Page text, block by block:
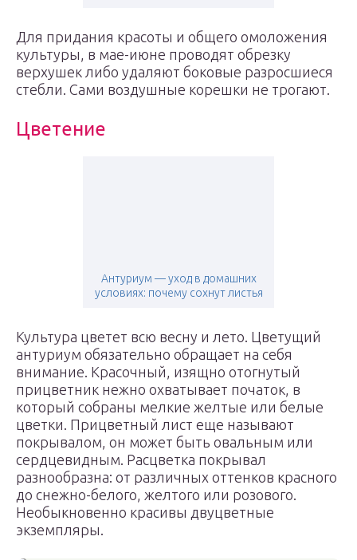
Для придания красоты и общего омоложения
культуры, в мае-июне проводят обрезку
верхушек либо удаляют боковые разросшиеся
стебли. Сами воздушные корешки не трогают.
Цветение
Антуриум — уход в домашних
условиях: почему сохнут листья
Культура цветет всю весну и лето. Цветущий
антуриум обязательно обращает на себя
внимание. Красочный, изящно отогнутый
прицветник нежно охватывает початок, в
который собраны мелкие желтые или белые
цветки. Прицветный лист еще называют
покрывалом, он может быть овальным или
сердцевидным. Расцветка покрывал
разнообразна: от различных оттенков красного
до снежно-белого, желтого или розового.
Необыкновенно красивы двуцветные
экземпляры.